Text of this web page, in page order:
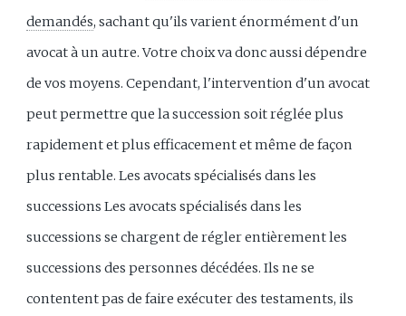
demandés, sachant qu'ils varient énormément d'un
avocat à un autre. Votre choix va donc aussi dépendre
de vos moyens. Cependant, l'intervention d'un avocat
peut permettre que la succession soit réglée plus
rapidement et plus efficacement et même de façon
plus rentable. Les avocats spécialisés dans les
successions Les avocats spécialisés dans les
successions se chargent de régler entièrement les
successions des personnes décédées. Ils ne se
contentent pas de faire exécuter des testaments, ils